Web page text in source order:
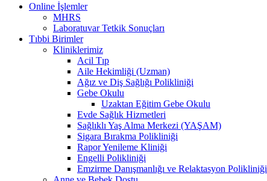
Online İşlemler
MHRS
Laboratuvar Tetkik Sonuçları
Tıbbi Birimler
Kliniklerimiz
Acil Tıp
Aile Hekimliği (Uzman)
Ağız ve Diş Sağlığı Polikliniği
Gebe Okulu
Uzaktan Eğitim Gebe Okulu
Evde Sağlık Hizmetleri
Sağlıklı Yaş Alma Merkezi (YAŞAM)
Sigara Bırakma Polikliniği
Rapor Yenileme Kliniği
Engelli Polikliniği
Emzirme Danışmanlığı ve Relaktasyon Polikliniği